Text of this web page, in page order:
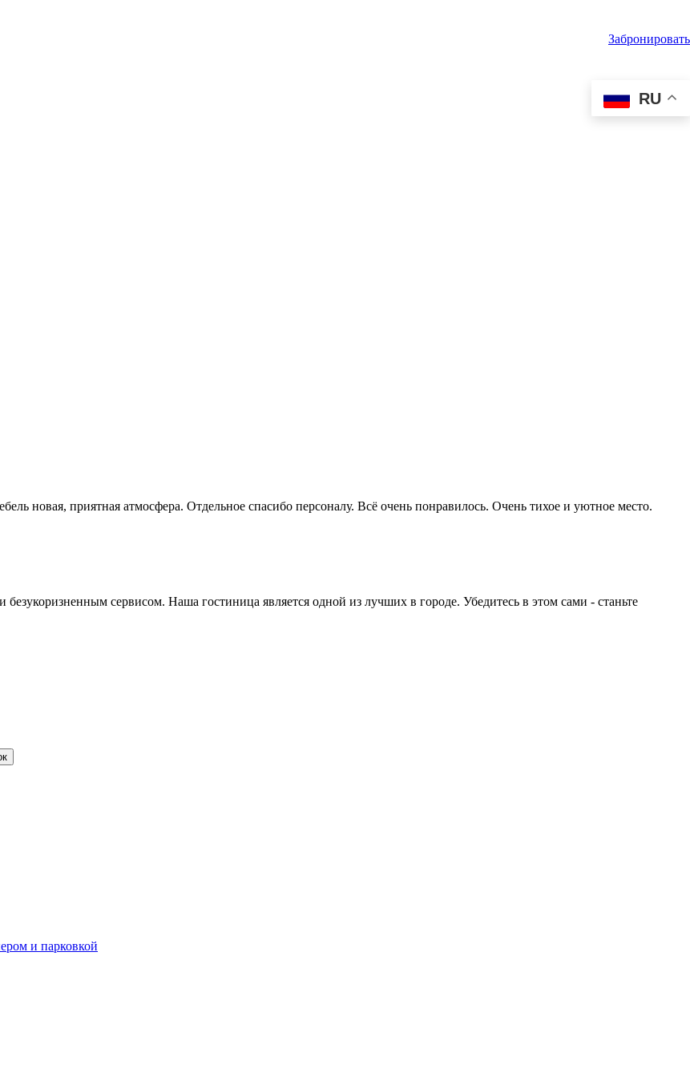
RU
Забронировать
новая, приятная атмосфера. Отдельное спасибо персоналу. Всё очень понравилось. Очень тихое и уютное место.
сервисом. Наша гостиница является одной из лучших в городе. Убедитесь в этом сами - станьте
и парковкой